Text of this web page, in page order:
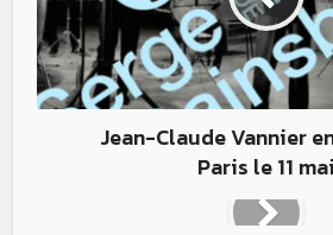
Jean-Claude Vannier
Paris le 11 mai